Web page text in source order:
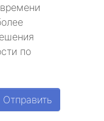
по
Отправить